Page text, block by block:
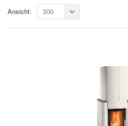
Ansicht: 300